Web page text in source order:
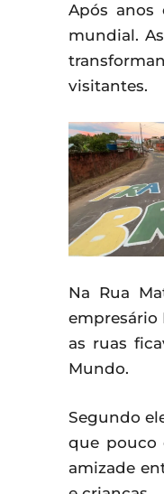
Após anos
mundial.
visitantes.
Na Rua
empresário
as ruas
Mundo.
Segundo
que pouco
amizade